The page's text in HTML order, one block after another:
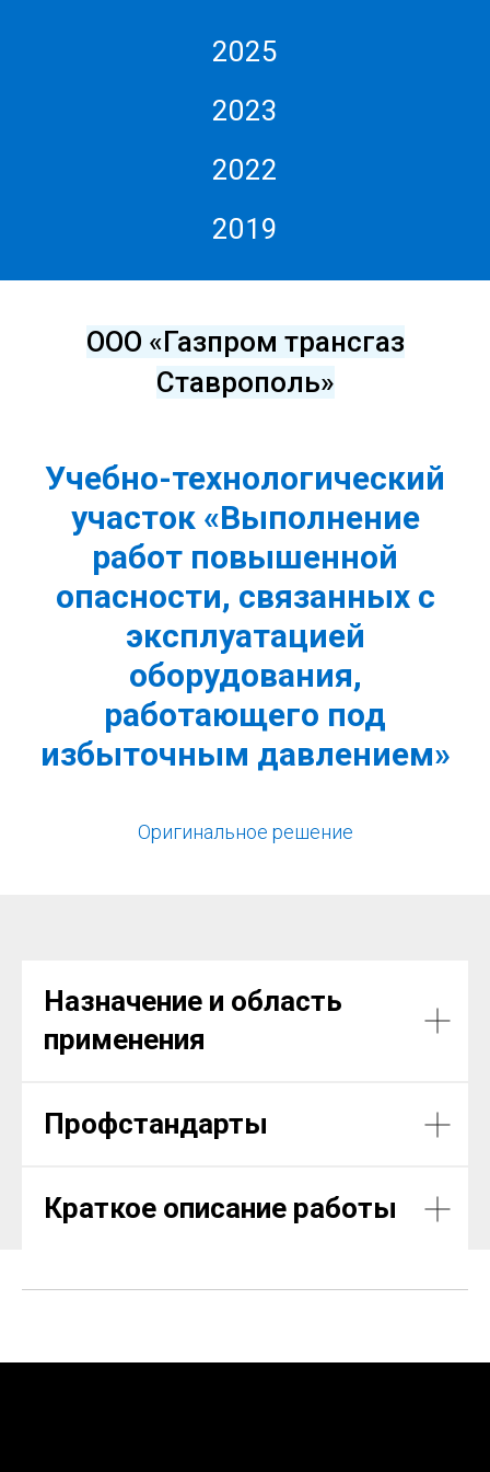
2025
2023
2022
2019
ООО «Газпром трансгаз
Ставрополь»
Учебно-технологический
участок «Выполнение
работ повышенной
опасности, связанных с
эксплуатацией
оборудования,
работающего под
избыточным давлением»
Оригинальное решение
Назначение и область
применения
Профстандарты
Краткое описание работы